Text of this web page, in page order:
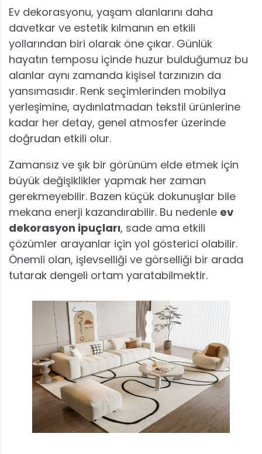
Ev dekorasyonu, yaşam alanlarını daha
davetkar ve estetik kılmanın en etkili
yollarından biri olarak öne çıkar. Günlük
hayatın temposu içinde huzur bulduğumuz bu
alanlar aynı zamanda kişisel tarzınızın da
yansımasıdır. Renk seçimlerinden mobilya
yerleşimine, aydınlatmadan tekstil ürünlerine
kadar her detay, genel atmosfer üzerinde
doğrudan etkili olur.
Zamansız ve şık bir görünüm elde etmek için
büyük değişiklikler yapmak her zaman
gerekmeyebilir. Bazen küçük dokunuşlar bile
mekana enerji kazandırabilir. Bu nedenle ev
dekorasyon ipuçları, sade ama etkili
çözümler arayanlar için yol gösterici olabilir.
Önemli olan, işlevselliği ve görselliği bir arada
tutarak dengeli ortam yaratabilmektir.